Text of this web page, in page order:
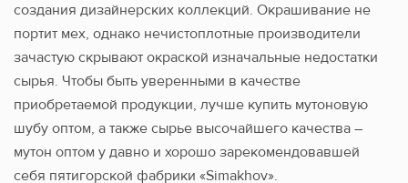
создания дизайнерских коллекций. Окрашивание не
портит мех, однако нечистоплотные производители
зачастую скрывают окраской изначальные недостатки
сырья. Чтобы быть уверенными в качестве
приобретаемой продукции, лучше купить мутоновую
шубу оптом, а также сырье высочайшего качества –
мутон оптом у давно и хорошо зарекомендовавшей
себя пятигорской фабрики «Simakhov».